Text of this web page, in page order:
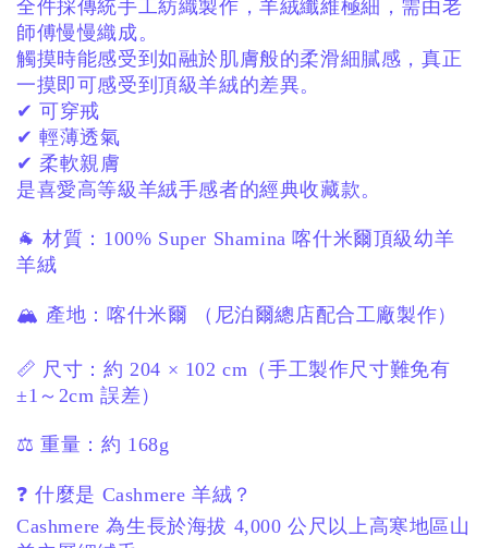
全件採傳統手工紡織製作，羊絨纖維極細， 需由老
師傅慢慢織成。
觸摸時能感受到如融於肌膚般的柔滑細膩感，真正
一摸即可感受到頂級羊絨的差異。
✔ 可穿戒
✔ 輕薄透氣
✔ 柔軟親膚
是喜愛高等級羊絨手感者的經典收藏款。
🐐 材質： 100% Super Shamina喀什米爾頂級幼羊
羊絨
🏔 產地： 喀什米爾 （尼泊爾總店配合工廠製作）
📏 尺寸： 約 204 × 102 cm （手工製作尺寸難免有
±1～2cm 誤差）
⚖️ 重量： 約 168g
❓ 什麼是 Cashmere 羊絨？
Cashmere 為生長於海拔 4,000 公尺以上高寒地區山